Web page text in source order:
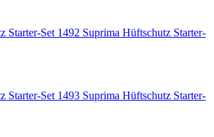
Suprima Hüftschutz Starter-
Suprima Hüftschutz Starter-